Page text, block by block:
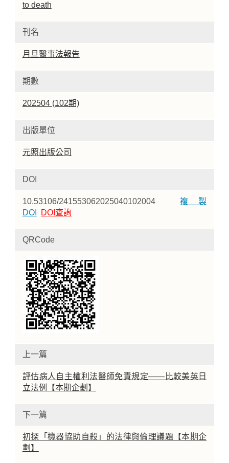
to death
刊名
月旦醫事法報告
期數
202504 (102期)
出版單位
元照出版公司
DOI
10.53106/241553062025040102004複製
DOI
DOI查詢
QRCode
上一篇
評估病人自主權利法醫師免責規定——比較美英日
立法例【本期企劃】
下一篇
初探「機器協助自殺」的法律與倫理議題【本期企
劃】